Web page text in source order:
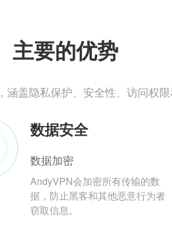
主要的优势
涵盖隐私保护、安全性、访问权
数据安全
数据加密
AndyVPN会加密所有传输的数
据，防止黑客和其他恶意行为者
窃取信息。